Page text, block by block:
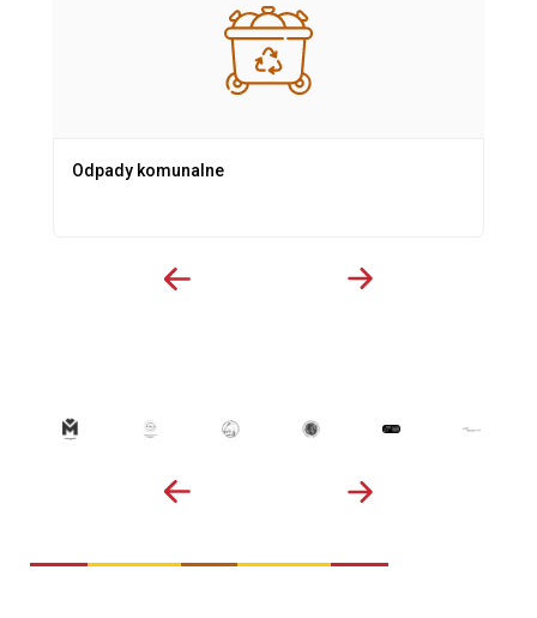
Odpady komunalne